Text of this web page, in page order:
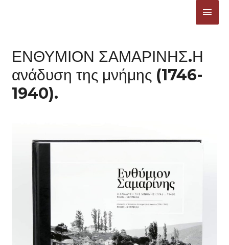
ΕΝΘΥΜΙΟΝ ΣΑΜΑΡΙΝΗΣ.Η
ανάδυση της μνήμης (1746-
1940).